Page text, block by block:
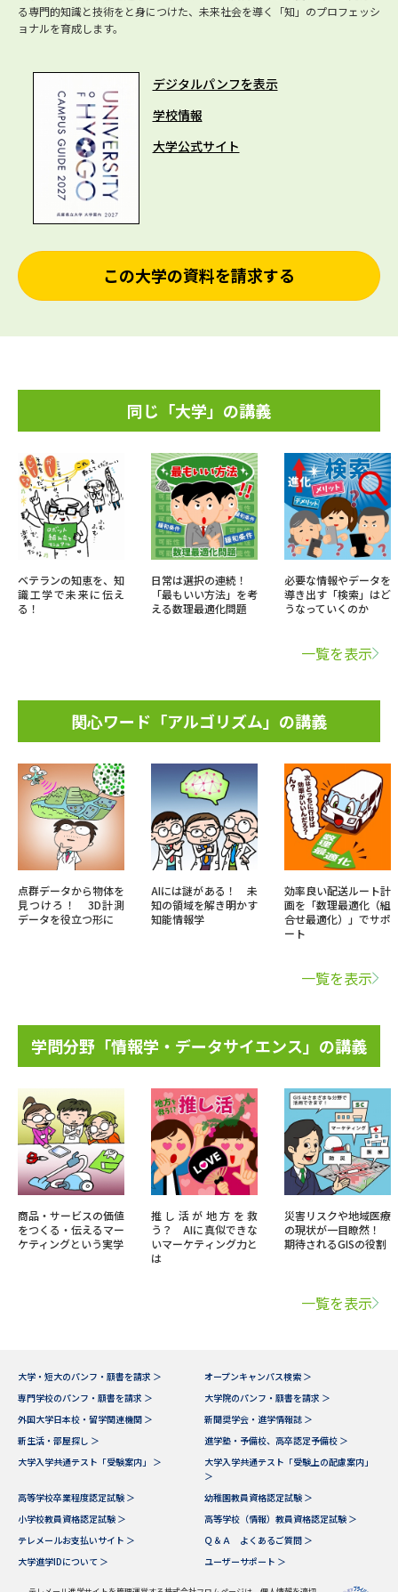
る専門的知識と技術をと身につけた、未来社会を導く「知」のプロフェッシ
ョナルを育成します。
デジタルパンフを表示
学校情報
大学公式サイト
この大学の資料を請求する
同じ「大学」の講義
ベテランの知恵を、知
識工学で未来に伝え
る！
日常は選択の連続！
「最もいい方法」を考
える数理最適化問題
必要な情報やデータを
導き出す「検索」はど
うなっていくのか
一覧を表示
関心ワード「アルゴリズム」の講義
点群データから物体を
見つけろ！ 3D計測
データを役立つ形に
AIには謎がある！ 未
知の領域を解き明かす
知能情報学
効率良い配送ルート計
画を「数理最適化（組
合せ最適化）」でサポ
ート
一覧を表示
学問分野「情報学・データサイエンス」の講義
商品・サービスの価値
をつくる・伝えるマー
ケティングという実学
推し活が地方を救
う？ AIに真似できな
いマーケティング力と
は
災害リスクや地域医療
の現状が一目瞭然！
期待されるGISの役割
一覧を表示
大学・短大のパンフ・願書を請求 ＞
オープンキャンパス検索 ＞
専門学校のパンフ・願書を請求 ＞
大学院のパンフ・願書を請求 ＞
外国大学日本校・留学関連機関 ＞
新聞奨学会・進学情報誌 ＞
新生活・部屋探し ＞
進学塾・予備校、高卒認定予備校 ＞
大学入学共通テスト「受験案内」 ＞
大学入学共通テスト「受験上の配慮案内」
＞
高等学校卒業程度認定試験 ＞
幼稚園教員資格認定試験 ＞
小学校教員資格認定試験 ＞
高等学校（情報）教員資格認定試験 ＞
テレメールお支払いサイト ＞
Ｑ＆Ａ よくあるご質問 ＞
大学進学IDについて ＞
ユーザーサポート ＞